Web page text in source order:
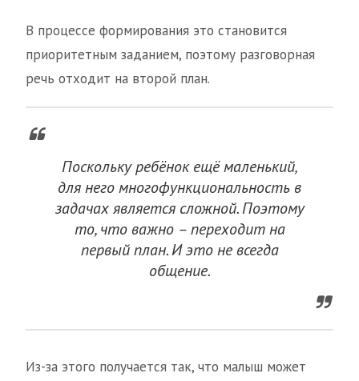
В процессе формирования это становится
приоритетным заданием, поэтому разговорная
речь отходит на второй план.
Поскольку ребёнок ещё маленький,
для него многофункциональность в
задачах является сложной. Поэтому
то, что важно – переходит на
первый план. И это не всегда
общение.
Из-за этого получается так, что малыш может